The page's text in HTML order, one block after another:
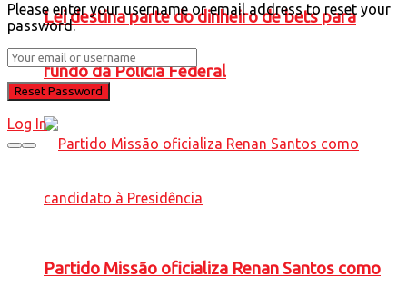
Lei destina parte do dinheiro de bets para
fundo da Polícia Federal
Partido Missão oficializa Renan Santos como
Please enter your username or email address to reset your
password.
Log In